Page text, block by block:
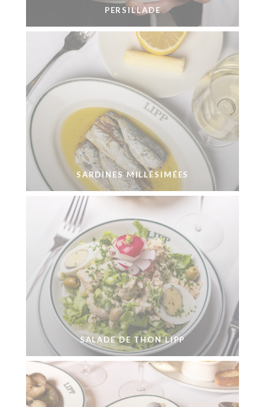
PERSILLADE
SARDINES MILLÉSIMÉES
SALADE DE THON LIPP